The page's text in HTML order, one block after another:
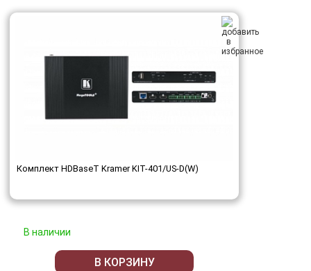
Комплект HDBaseT Kramer KIT-401/US-D(W)
В наличии
В КОРЗИНУ